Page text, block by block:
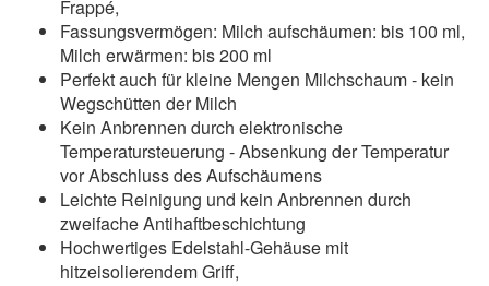
Frappé,
Fassungsvermögen: Milch aufschäumen: bis 100 ml,
Milch erwärmen: bis 200 ml
Perfekt auch für kleine Mengen Milchschaum - kein
Wegschütten der Milch
Kein Anbrennen durch elektronische
Temperatursteuerung - Absenkung der Temperatur
vor Abschluss des Aufschäumens
Leichte Reinigung und kein Anbrennen durch
zweifache Antihaftbeschichtung
Hochwertiges Edelstahl-Gehäuse mit
hitzeisolierendem Griff,